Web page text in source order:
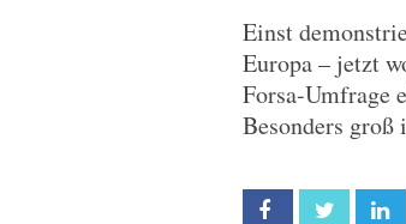
Einst
Europa – jetzt
Forsa-Umfrage
Besonders
Facebook Twitter